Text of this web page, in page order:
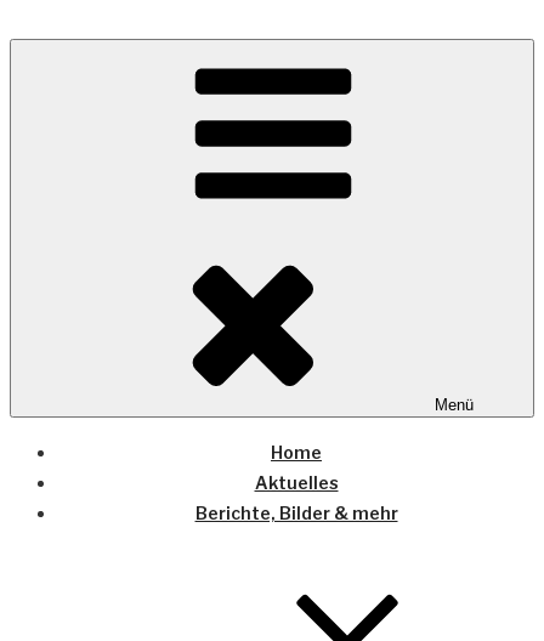
COUNTRYHOME
Wo die (Country-) Musik Zuhause ist
Menü
Home
Aktuelles
Berichte, Bilder & mehr